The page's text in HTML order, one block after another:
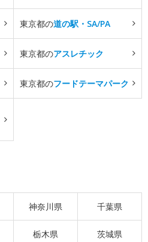
東京都の道の駅・SA/PA
東京都のアスレチック
東京都のフードテーマパーク
神奈川県 千葉県
栃木県 茨城県